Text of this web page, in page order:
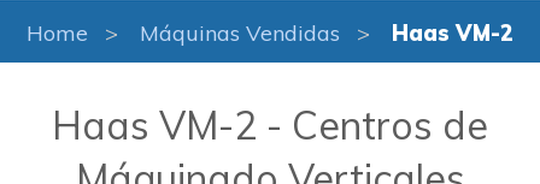
Home Máquinas Vendidas Haas VM-2
Haas VM-2 - Centros de